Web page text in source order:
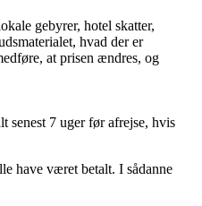
gebyrer, hotel skatter,
hvad der er
at prisen ændres, og
senest 7 uger før afrejse, hvis
have været betalt. I sådanne